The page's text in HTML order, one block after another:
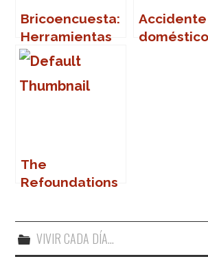
Bricoencuesta:
Herramientas
Accidente
doméstico
The
Refoundations
VIVIR CADA DÍA...